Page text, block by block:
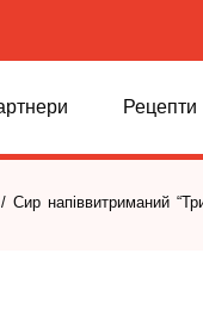
Рецепти
/ Сир напіввитриманий